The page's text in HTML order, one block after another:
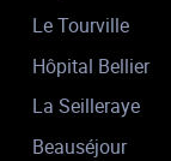
Le Tourville
Hôpital Bellier
La Seilleraye
Beauséjour